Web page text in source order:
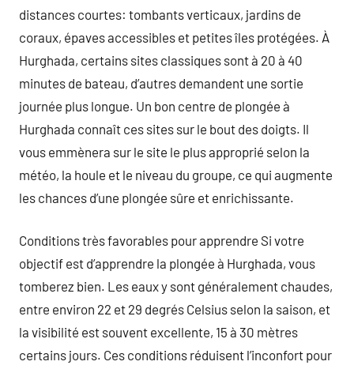
distances courtes: tombants verticaux, jardins de
coraux, épaves accessibles et petites îles protégées. À
Hurghada, certains sites classiques sont à 20 à 40
minutes de bateau, d’autres demandent une sortie
journée plus longue. Un bon centre de plongée à
Hurghada connaît ces sites sur le bout des doigts. Il
vous emmènera sur le site le plus approprié selon la
météo, la houle et le niveau du groupe, ce qui augmente
les chances d’une plongée sûre et enrichissante.
Conditions très favorables pour apprendre Si votre
objectif est d’apprendre la plongée à Hurghada, vous
tomberez bien. Les eaux y sont généralement chaudes,
entre environ 22 et 29 degrés Celsius selon la saison, et
la visibilité est souvent excellente, 15 à 30 mètres
certains jours. Ces conditions réduisent l’inconfort pour